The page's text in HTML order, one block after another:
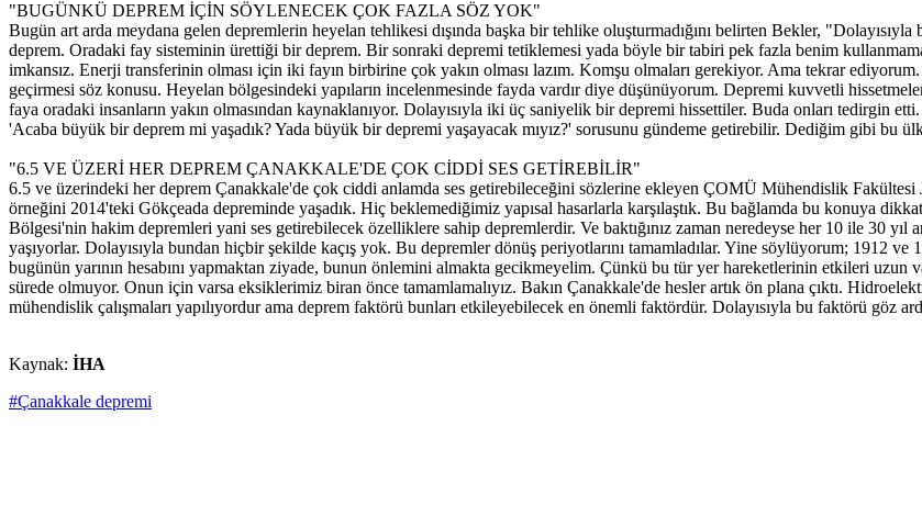
"BUGÜNKÜ DEPREM İÇİN SÖYLENECEK ÇOK FAZLA SÖZ YOK"
Bugün art arda meydana gelen depremlerin heyelan tehlikesi dışında başka bir tehlike oluşturmadığını belirten Bekler,
deprem. Oradaki fay sisteminin ürettiği bir deprem. Bir sonraki depremi tetiklemesi yada böyle bir tabiri pek fazla benim
imkansız. Enerji transferinin olması için iki fayın birbirine çok yakın olması lazım. Komşu olmaları gerekiyor. Ama tekrar
geçirmesi söz konusu. Heyelan bölgesindeki yapıların incelenmesinde fayda vardır diye düşünüyorum. Depremi kuvvetli
faya oradaki insanların yakın olmasından kaynaklanıyor. Dolayısıyla iki üç saniyelik bir depremi hissettiler. Buda onları tedirgin
'Acaba büyük bir deprem mi yaşadık? Yada büyük bir depremi yaşayacak mıyız?' sorusunu gündeme getirebilir. Dediğim gibi bu
"6.5 VE ÜZERİ HER DEPREM ÇANAKKALE'DE ÇOK CİDDİ SES GETİREBİLİR"
6.5 ve üzerindeki her deprem Çanakkale'de çok ciddi anlamda ses getirebileceğini sözlerine ekleyen ÇOMÜ Mühendislik
örneğini 2014'teki Gökçeada depreminde yaşadık. Hiç beklemediğimiz yapısal hasarlarla karşılaştık. Bu bağlamda bu konuya
Bölgesi'nin hakim depremleri yani ses getirebilecek özelliklere sahip depremlerdir. Ve baktığınız zaman neredeyse her 10 ile 30 yıl
yaşıyorlar. Dolayısıyla bundan hiçbir şekilde kaçış yok. Bu depremler dönüş periyotlarını tamamladılar. Yine söylüyorum; 1912
bugünün yarının hesabını yapmaktan ziyade, bunun önlemini almakta gecikmeyelim. Çünkü bu tür yer hareketlerinin etkileri
sürede olmuyor. Onun için varsa eksiklerimiz biran önce tamamlamalıyız. Bakın Çanakkale'de hesler artık ön plana çıktı.
mühendislik çalışmaları yapılıyordur ama deprem faktörü bunları etkileyebilecek en önemli faktördür. Dolayısıyla bu faktörü göz
Kaynak: İHA
#Çanakkale depremi